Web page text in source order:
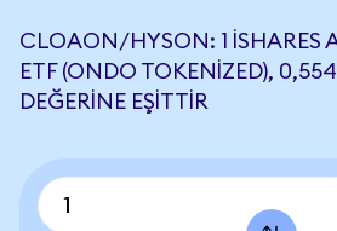
CLOAON/HYSON: 1 ISHARES
ETF (ONDO TOKENIZED),
DEĞERINE EŞITTIR